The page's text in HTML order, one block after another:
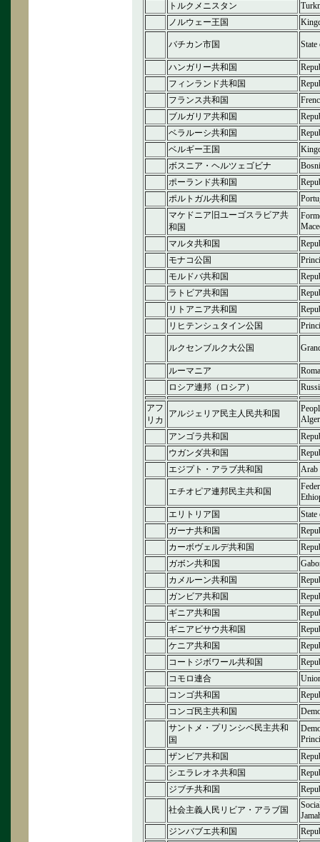
トルクメニスタン
ノルウェー王国
バチカン市国
ハンガリー共和国
フィンランド共和国
フランス共和国
ブルガリア共和国
ベラルーシ共和国
ベルギー王国
ボスニア・ヘルツェゴビナ
ポーランド共和国
ポルトガル共和国
マケドニア旧ユーゴスラビア共
和国
マルタ共和国
モナコ公国
モルドバ共和国
ラトビア共和国
リトアニア共和国
リヒテンシュタイン公国
ルクセンブルク大公国
ルーマニア
ロシア連邦（ロシア）
アフ
リカ
アルジェリア民主人民共和国
アンゴラ共和国
ウガンダ共和国
エジプト・アラブ共和国
Arab
エチオピア連邦民主共和国
エリトリア国
State
ガーナ共和国
カーボヴェルデ共和国
ガボン共和国
カメルーン共和国
ガンビア共和国
ギニア共和国
ギニアビサウ共和国
ケニア共和国
コートジボワール共和国
コモロ連合
コンゴ共和国
コンゴ民主共和国
サントメ・プリンシペ民主共和
国
ザンビア共和国
シエラレオネ共和国
ジブチ共和国
社会主義人民リビア・アラブ国
ジンバブエ共和国